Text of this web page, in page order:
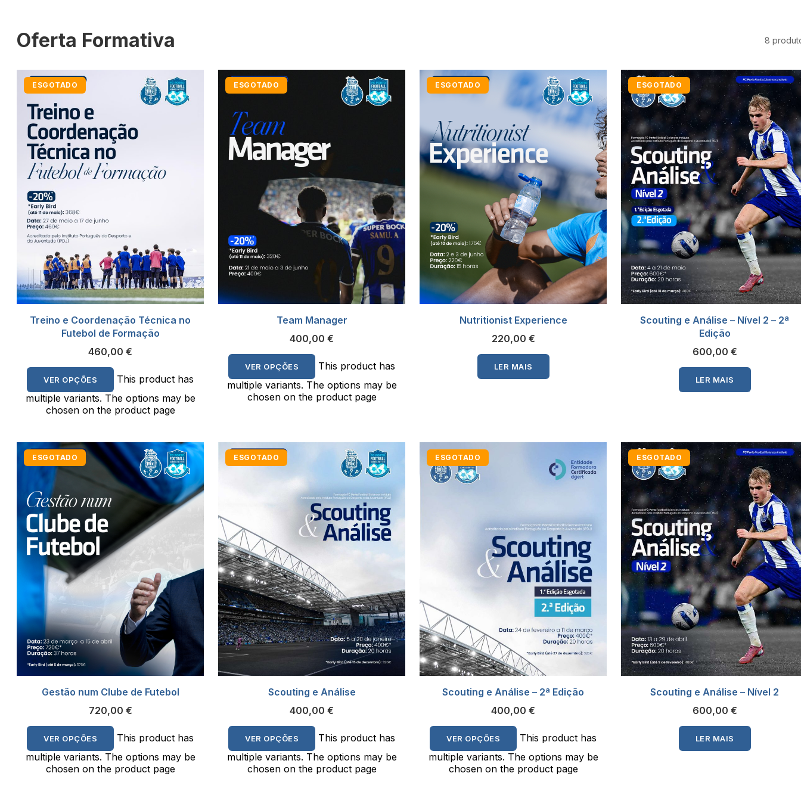
Oferta Formativa 8
ESGOTADO
Treino e Coordenação Técnica no
Futebol de Formação
460,00 €
VER OPÇÕES
This product has
multiple variants. The options may be
chosen on the product page
ESGOTADO
Team Manager
400,00 €
VER OPÇÕES
This product has
multiple variants. The options may be
chosen on the product page
ESGOTADO
Nutritionist Experience
220,00 €
LER MAIS
ESGOTADO
Scouting e Análise – Nível 2 – 2ª
Edição
600,00 €
LER MAIS
ESGOTADO
Gestão num Clube de Futebol
720,00 €
VER OPÇÕES
This product has
multiple variants. The options may be
chosen on the product page
ESGOTADO
Scouting e Análise
400,00 €
VER OPÇÕES
This product has
multiple variants. The options may be
chosen on the product page
ESGOTADO
Scouting e Análise – 2ª Edição
400,00 €
VER OPÇÕES
This product has
multiple variants. The options may be
chosen on the product page
ESGOTADO
Scouting e Análise – Nível 2
600,00 €
LER MAIS